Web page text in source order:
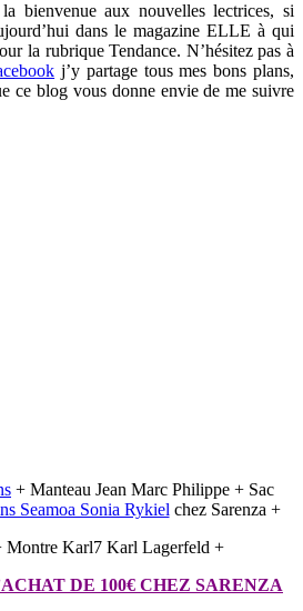
bienvenue aux nouvelles lectrices, si
dans le magazine ELLE à qui
la rubrique Tendance. N’hésitez pas à
j’y partage tous mes bons plans,
ce blog vous donne envie de me suivre
+ Manteau Jean Marc Philippe + Sac
Seamoa Sonia Rykiel chez Sarenza +
Montre Karl7 Karl Lagerfeld +
DE 100€ CHEZ SARENZA